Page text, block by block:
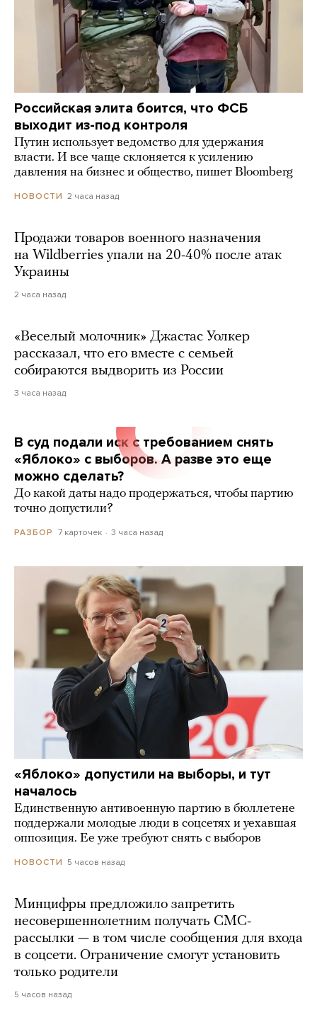
Российская элита боится, что ФСБ
выходит из-под контроля
Путин использует ведомство для удержания
власти. И все чаще склоняется к усилению
давления на бизнес и общество, пишет Bloomberg
НОВОСТИ 2 часа назад
Продажи товаров военного назначения
на Wildberries упали на 20-40% после атак
Украины
2 часа назад
«Веселый молочник» Джастас Уолкер
рассказал, что его вместе с семьей
собираются выдворить из России
3 часа назад
В суд подали иск с требованием снять
«Яблоко» с выборов. А разве это еще
можно сделать?
До какой даты надо продержаться, чтобы партию
точно допустили?
РАЗБОР 7 карточек 3 часа назад
«Яблоко» допустили на выборы, и тут
началось
Единственную антивоенную партию в бюллетене
поддержали молодые люди в соцсетях и уехавшая
оппозиция. Ее уже требуют снять с выборов
НОВОСТИ 5 часов назад
Минцифры предложило запретить
несовершеннолетним получать СМС-
рассылки — в том числе сообщения для входа
в соцсети. Ограничение смогут установить
только родители
5 часов назад